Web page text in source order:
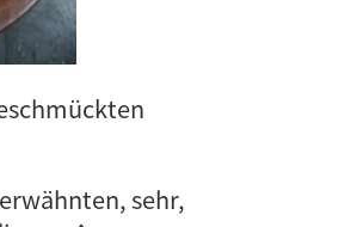
sehr,